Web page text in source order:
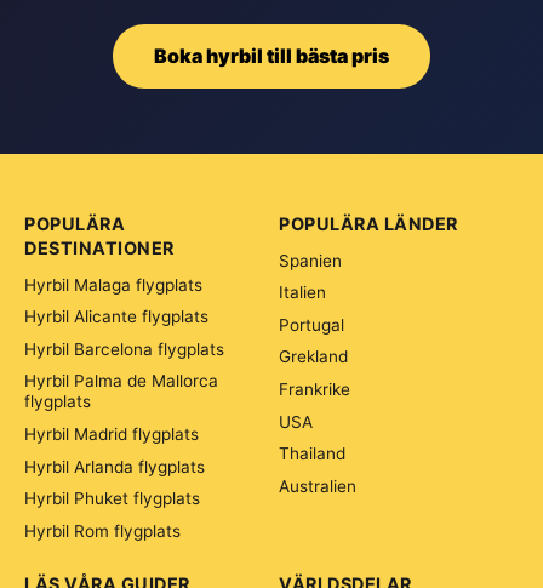
Boka hyrbil till bästa pris
POPULÄRA
DESTINATIONER
Hyrbil Malaga flygplats
Hyrbil Alicante flygplats
Hyrbil Barcelona flygplats
Hyrbil Palma de Mallorca
flygplats
Hyrbil Madrid flygplats
Hyrbil Arlanda flygplats
Hyrbil Phuket flygplats
Hyrbil Rom flygplats
POPULÄRA LÄNDER
Spanien
Italien
Portugal
Grekland
Frankrike
USA
Thailand
Australien
VÄRLDSDELAR
LÄS VÅRA GUIDER